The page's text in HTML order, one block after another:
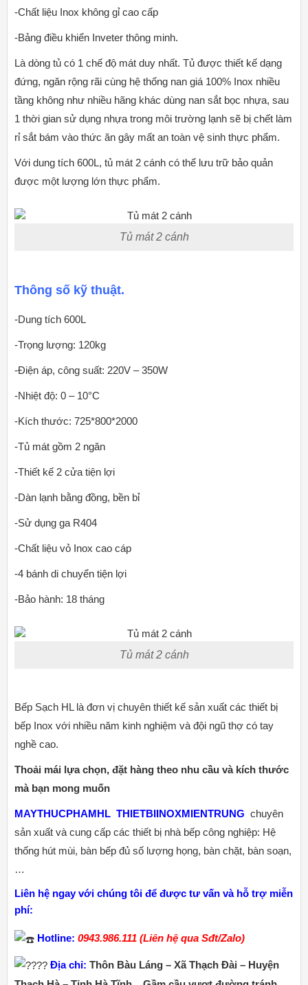
-Chất liệu Inox không gỉ cao cấp
-Bảng điều khiển Inveter thông minh.
Là dòng tủ có 1 chế độ mát duy nhất. Tủ được thiết kế dạng
đứng, ngăn rộng rãi cùng hệ thống nan giá 100% Inox nhiều
tầng không như nhiều hãng khác dùng nan sắt bọc nhựa, sau
1 thời gian sử dụng nhựa trong môi trường lạnh sẽ bị chết làm
rỉ sắt bám vào thức ăn gây mất an toàn vệ sinh thực phẩm.
Với dung tích 600L, tủ mát 2 cánh có thể lưu trữ bảo quản
được một lượng lớn thực phẩm.
Tủ mát 2 cánh
Thông số kỹ thuật.
-Dung tích 600L
-Trọng lượng: 120kg
-Điện áp, công suất: 220V – 350W
-Nhiệt độ: 0 – 10°C
-Kích thước: 725*800*2000
-Tủ mát gồm 2 ngăn
-Thiết kế 2 cửa tiện lợi
-Dàn lạnh bằng đồng, bền bỉ
-Sử dụng ga R404
-Chất liệu vỏ Inox cao cáp
-4 bánh di chuyển tiện lợi
-Bảo hành: 18 tháng
Tủ mát 2 cánh
Bếp Sạch HL là đơn vị chuyên thiết kế sản xuất các thiết bị
bếp Inox với nhiều năm kinh nghiệm và đội ngũ thợ có tay
nghề cao.
Thoải mái lựa chọn, đặt hàng theo nhu cầu và kích thước
mà bạn mong muốn
MAYTHUCPHAMHL THIETBIINOXMIENTRUNG chuyên
sản xuất và cung cấp các thiết bị nhà bếp công nghiệp: Hệ
thống hút mùi, bàn bếp đủ số lượng họng, bàn chặt, bàn soạn,
…
Liên hệ ngay với chúng tôi để được tư vấn và hỗ trợ miễn
phí:
Hotline: 0943.986.111 (Liên hệ qua Sđt/Zalo)
Địa chỉ: Thôn Bàu Láng – Xã Thạch Đài – Huyện